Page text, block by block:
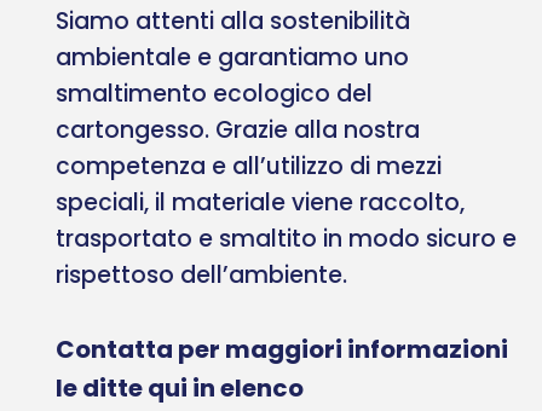
Siamo attenti alla sostenibilità
ambientale e garantiamo uno
smaltimento ecologico del
cartongesso. Grazie alla nostra
competenza e all’utilizzo di mezzi
speciali, il materiale viene raccolto,
trasportato e smaltito in modo sicuro e
rispettoso dell’ambiente.
Contatta per maggiori informazioni
le ditte qui in elenco